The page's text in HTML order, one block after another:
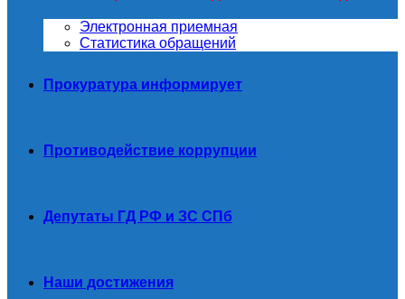
Электронная приемная
Статистика обращений
Прокуратура информирует
Противодействие коррупции
Депутаты ГД РФ и ЗС СПб
Наши достижения